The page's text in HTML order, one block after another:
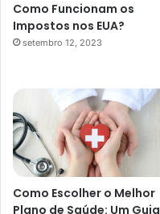
Como Funcionam os
Impostos nos EUA?
setembro 12, 2023
Como Escolher o Melhor
Plano de Saúde: Um Guia